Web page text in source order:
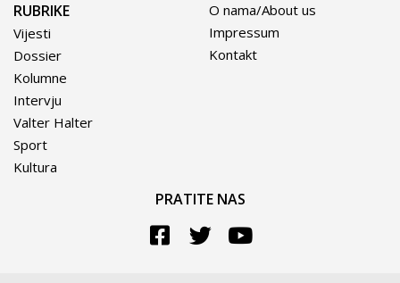
RUBRIKE
Vijesti
Dossier
Kolumne
Intervju
Valter Halter
Sport
Kultura
O nama/About us
Impressum
Kontakt
PRATITE NAS